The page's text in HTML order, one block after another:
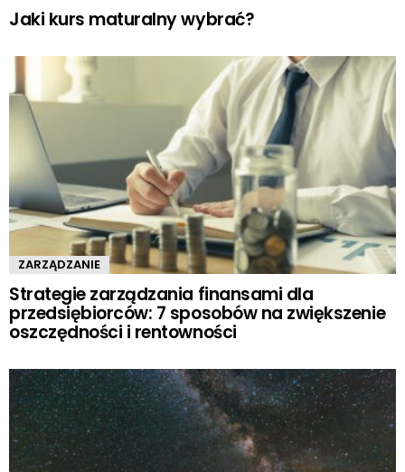
Jaki kurs maturalny wybrać?
ZARZĄDZANIE
Strategie zarządzania finansami dla
przedsiębiorców: 7 sposobów na zwiększenie
oszczędności i rentowności